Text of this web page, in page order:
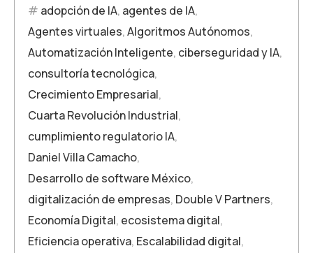
adopción de IA, agentes de IA,
Agentes virtuales,Algoritmos Autónomos,
Automatización Inteligente, ciberseguridad y IA,
consultoría tecnológica,
Crecimiento Empresarial,
Cuarta Revolución Industrial,
cumplimiento regulatorio IA,
Daniel Villa Camacho,
Desarrollo de software México,
digitalización de empresas, Double V Partners,
Economía Digital, ecosistema digital,
Eficiencia operativa, Escalabilidad digital,